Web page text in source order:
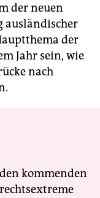
der neuen
ausländischer
der
Jahr sein, wie
nach
kommenden